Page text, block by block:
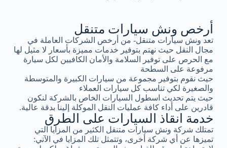
أرخص ونش سيارات متنقل
تعد ونش سيارات متنقل- من أرخص الشركات العاملة في
مجال النقل حيث نهتم بتوفير خدمات مميزة بأسعار لا مثيل لها
مع الحرص على توفير السلامة والأمان الكافيين لكل سيارة
مرفوعة على السطحة
حيث نقوم بتوفير مجموعة من سيارات الكبيرة والمتوسطة
والصغيرة لكي تناسب كل سيارات العملاء
حيث يتم تحديث اسطول السيارات الخاص بالشركة لنكون
قادرين على أداء كافة عمليات النقل الموكلة إلينا بدقة عالية.
خدمة انقاذ السيارات على الطرق
تمتلك شركة ونش سيارات متنقل الكثير من المزايا التي
تميزها عن أي شركة أخرى، وتتمثل تلك المزايا في الآتي: